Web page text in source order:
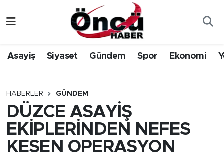
Asayiş Siyaset Gündem Spor Ekonomi
HABERLER GÜNDEM
DÜZCE ASAYİŞ
EKİPLERİNDEN NEFES
KESEN OPERASYON
Gündem
Sağlık & Çevre
Spor
Siyaset
Düzce Nöbetçi Eczaneler
Düzce Hava Durumu
Düzce Namaz Vakitleri
Düzce Trafik Yoğunluk Haritası
Süper Lig Puan Durumu ve Fikstür